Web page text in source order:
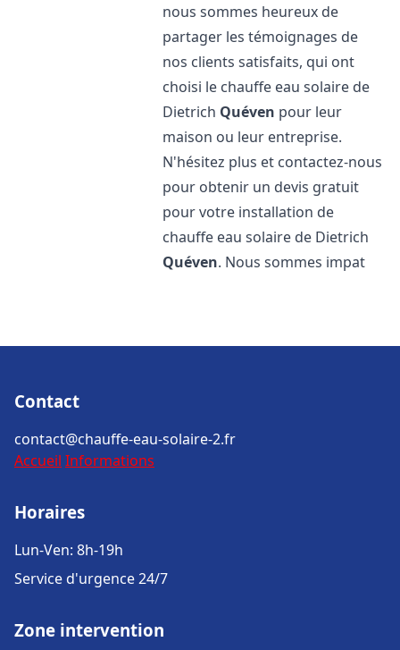
nous sommes heureux de
partager les témoignages de
nos clients satisfaits, qui ont
choisi le chauffe eau solaire de
Dietrich Quéven pour leur
maison ou leur entreprise.
N'hésitez plus et contactez-nous
pour obtenir un devis gratuit
pour votre installation de
chauffe eau solaire de Dietrich
Quéven. Nous sommes impat
Contact
contact@chauffe-eau-solaire-2.fr
Accueil Informations
Horaires
Lun-Ven: 8h-19h
Service d'urgence 24/7
Zone intervention